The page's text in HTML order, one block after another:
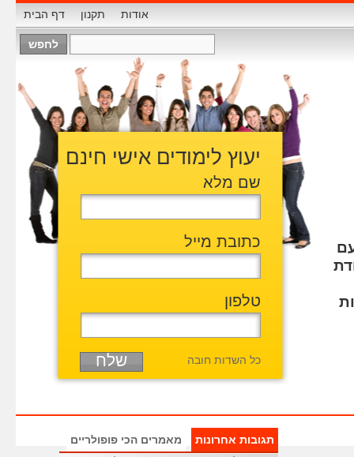
אודות תקנון דף הבית
יעוץ לימודים אישי חינם
שם מלא
כתובת מייל
טלפון
כל השדות חובה
תגובות אחרונות
מאמרים הכי פופולריים